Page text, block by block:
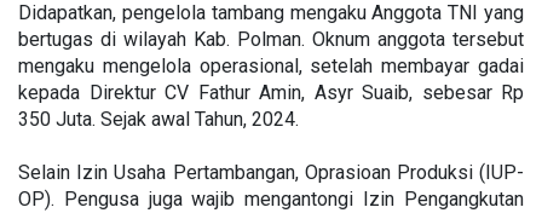
Didapatkan, pengelola tambang mengaku Anggota TNI yang
bertugas di wilayah Kab. Polman. Oknum anggota tersebut
mengaku mengelola operasional, setelah membayar gadai
kepada Direktur CV Fathur Amin, Asyr Suaib, sebesar Rp
350 Juta. Sejak awal Tahun, 2024.
Selain Izin Usaha Pertambangan, Oprasioan Produksi (IUP-
OP). Pengusa juga wajib mengantongi Izin Pengangkutan